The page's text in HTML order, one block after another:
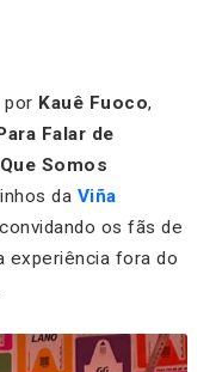
por Kauê Fuoco,
Falar de
Somos
da Viña
os fãs de
experiência fora do